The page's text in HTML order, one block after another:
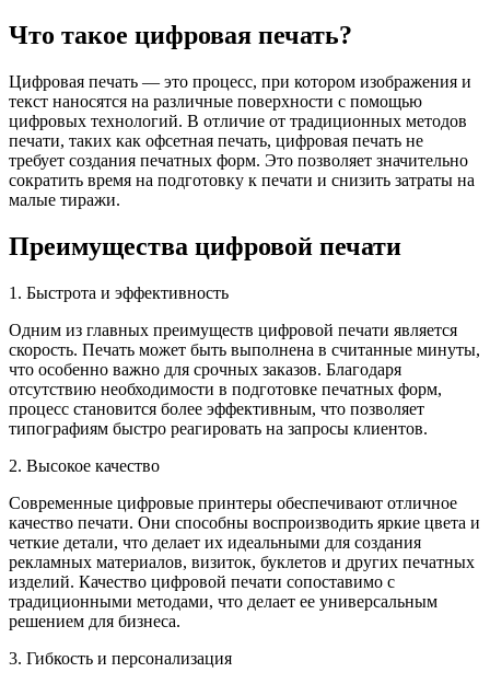
Что такое цифровая печать?
Цифровая печать — это процесс, при котором изображения и
текст наносятся на различные поверхности с помощью
цифровых технологий. В отличие от традиционных методов
печати, таких как офсетная печать, цифровая печать не
требует создания печатных форм. Это позволяет значительно
сократить время на подготовку к печати и снизить затраты на
малые тиражи.
Преимущества цифровой печати
1. Быстрота и эффективность
Одним из главных преимуществ цифровой печати является
скорость. Печать может быть выполнена в считанные минуты,
что особенно важно для срочных заказов. Благодаря
отсутствию необходимости в подготовке печатных форм,
процесс становится более эффективным, что позволяет
типографиям быстро реагировать на запросы клиентов.
2. Высокое качество
Современные цифровые принтеры обеспечивают отличное
качество печати. Они способны воспроизводить яркие цвета и
четкие детали, что делает их идеальными для создания
рекламных материалов, визиток, буклетов и других печатных
изделий. Качество цифровой печати сопоставимо с
традиционными методами, что делает ее универсальным
решением для бизнеса.
3. Гибкость и персонализация